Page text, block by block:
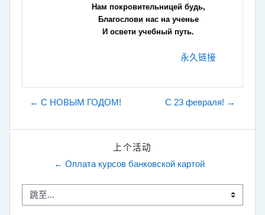
Нам покровительницей будь,
Благослови нас на ученье
И освети учебный путь.
永久链接
← С НОВЫМ ГОДОМ! C 23 февраля! →
上个活动
← Оплата курсов банковской картой
跳至...